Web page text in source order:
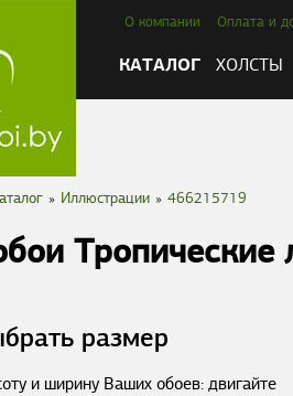
О компании Оплата и
КАТАЛОГ ХОЛСТЫ
» Иллюстрации » 466215719
Тропические
размер
и ширину Ваших обоев: двигайте